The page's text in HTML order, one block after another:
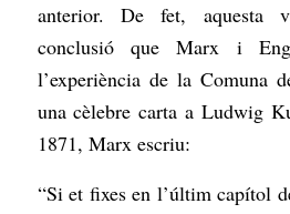
anterior. De fet, aquesta
conclusió que Marx i
l’experiència de la Comuna
una cèlebre carta a Ludwig
1871, Marx escriu:
“Si et fixes en l’últim capítol